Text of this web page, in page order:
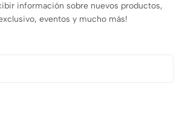
información sobre nuevos productos,
eventos y mucho más!